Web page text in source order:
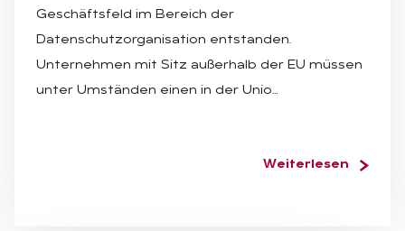
Geschäftsfeld im Bereich der
Datenschutzorganisation entstanden.
Unternehmen mit Sitz außerhalb der EU müssen
unter Umständen einen in der Unio…
Weiterlesen